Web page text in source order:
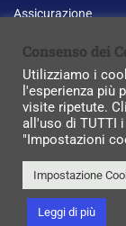
Assicurazione
Corsi di
Newsletter
P.IVA:
Privacy
Consenso dei
Utilizziamo i
l'esperienza più
visite ripetute.
all'uso di TUTTI
"Impostazioni
Impostazione
Leggi di più